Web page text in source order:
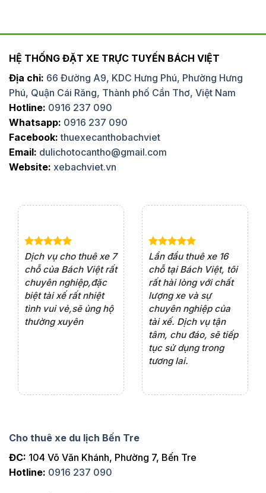
HỆ THỐNG ĐẶT XE TRỰC TUYẾN BÁCH VIỆT
Địa chỉ: 66 Đường A9, KDC Hưng Phú, Phường Hưng
Phú, Quận Cái Răng, Thành phố Cần Thơ, Việt Nam
Hotline: 0916 237 090
Whatsapp: 0916 237 090
Facebook: thuexecanthobachviet
Email: dulichotocantho@gmail.com
Website: xebachviet.vn
Dịch vụ cho thuê xe 7
chỗ của Bách Việt rất
chuyên nghiệp,đặc
biệt tài xế rất nhiệt
tình vui vẻ,sẽ ủng hộ
thường xuyên
Lần đầu thuê xe 16
chỗ tại Bách Việt, tôi
rất hài lòng với chất
lượng xe và sự
chuyên nghiệp của
tài xế. Dịch vụ tận
tâm, chu đáo, sẽ tiếp
tục sử dụng trong
tương lai.
Cho thuê xe du lịch Bến Tre
ĐC: 104 Võ Văn Khánh, Phường 7, Bến Tre
Hotline: 0916 237 090